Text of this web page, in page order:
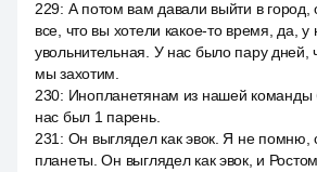
229: А потом вам давали выйти в город,
все, что вы хотели какое-то время, да, у
увольнительная. У нас было пару дней,
мы захотим.
230: Инопланетянам из нашей команды
нас был 1 парень.
231 : Он выглядел как эвок. Я не помню,
планеты. Он выглядел как эвок, и